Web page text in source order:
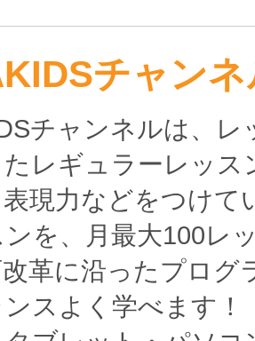
チャン
チャンネルは、
レギュラーレッス
現力などをつけて
を、月最大100レ
革に沿ったプログ
スよく学べます！